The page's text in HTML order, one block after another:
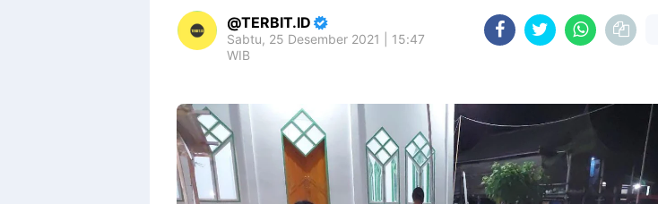
TERBIT.ID
Sabtu, 25 Desember 2021 | 15:47
WIB